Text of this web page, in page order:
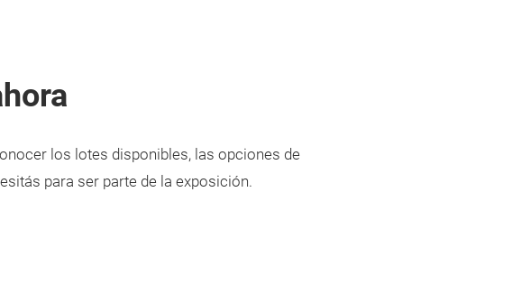
los lotes disponibles, las opciones de
para ser parte de la exposición.